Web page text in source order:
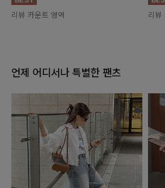
리뷰 카운트 영역 리뷰
언제 어디서나 특별한 팬츠